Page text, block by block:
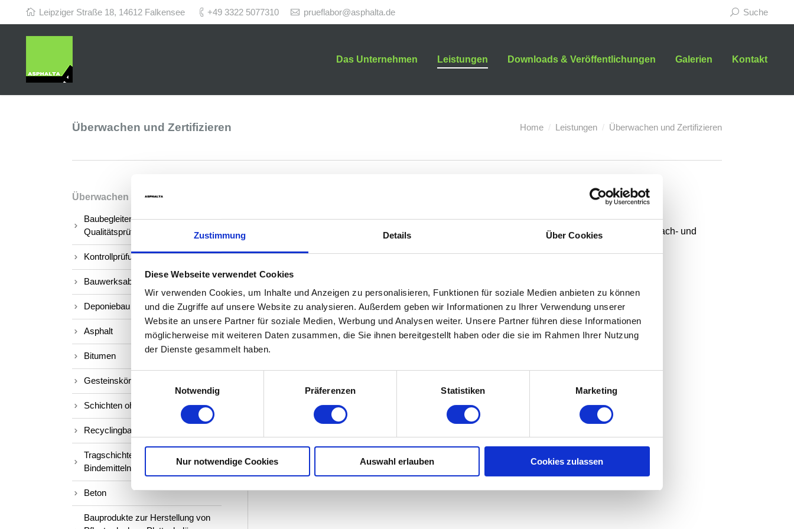
Zustimmung Details Über Cookies
Diese Webseite verwendet Cookies
Wir verwenden Cookies, um Inhalte und Anzeigen zu personalisieren, Funktionen für soziale Medien anbieten zu können
und die Zugriffe auf unsere Website zu analysieren. Außerdem geben wir Informationen zu Ihrer Verwendung unserer
Website an unsere Partner für soziale Medien, Werbung und Analysen weiter. Unsere Partner führen diese Informationen
möglicherweise mit weiteren Daten zusammen, die Sie ihnen bereitgestellt haben oder die sie im Rahmen Ihrer Nutzung
der Dienste gesammelt haben.
Einwilligungsauswahl
Notwendig
Präferenzen Statistiken Marketing
Nur notwendige Cookies Auswahl erlauben Cookies zulassen
Leipziger Straße 18, 14612 Falkensee +49 3322 5077310 prueflabor@asphalta.de Suche
Das Unternehmen Leistungen Downloads & Veröffentlichungen Galerien Kontakt
Überwachen und Zertifizieren Home Leistungen Überwachen und Zertifizieren
Qualitätsprüfungen an Baustoffen oder Bauteilen sind ein wesentlicher Bestandteil des
Die ASPHALTA Prüf- und Forschungslaboratorium GmbH bietet interessenunabhängige, sach- und
Geräteausstattung und kontinuierliche Weiterbildung unseres Fachpersonals.
Überwachen und Zertifizieren
Baubegleitende
Qualitätsprüfungen
Kontrollprüfungen
Bauwerksabdichtungen
Deponiebau
Asphalt
Bitumen
Gesteinskörnungen
Schichten ohne Bindemittel
Recyclingbaustoffe
Tragschichten mit hydraulischen
Bindemitteln
Beton
Bauprodukte zur Herstellung von